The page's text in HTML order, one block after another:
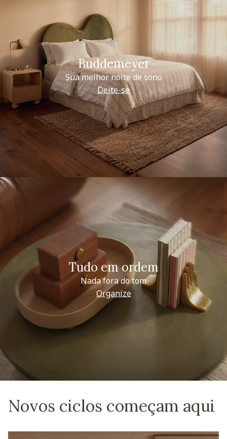
Buddemeyer
Sua melhor noite de sono
Deite-se
Tudo em ordem
Nada fora do tom
Organize
Novos ciclos começam aqui